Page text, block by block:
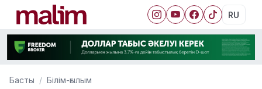
RU
Басты Білім-ғылым